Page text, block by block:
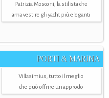
Patrizia Mosconi, la stilista che
ama vestire gli yacht più eleganti
PORTI & MARINA
Villasimius, tutto il meglio
che può offrire un approdo